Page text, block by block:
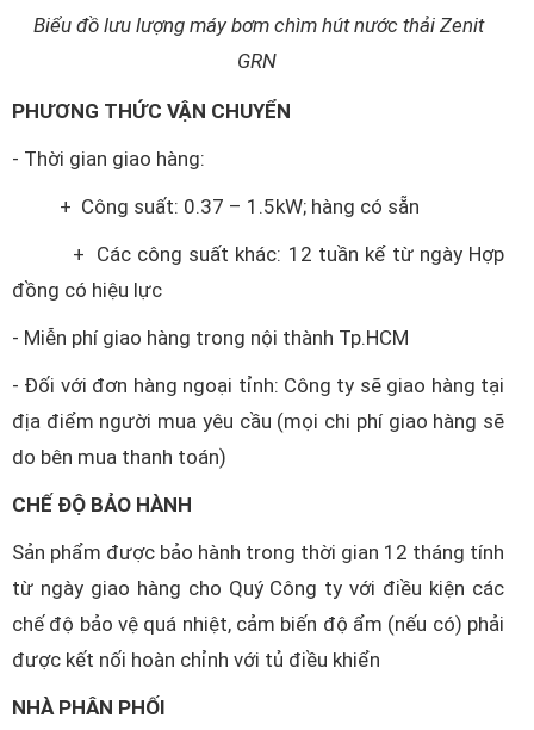
Biểu đồ lưu lượng máy bơm chìm hút nước thải Zenit
GRN
PHƯƠNG THỨC VẬN CHUYỂN
- Thời gian giao hàng:
+ Công suất: 0.37 – 1.5kW; hàng có sẵn
+ Các công suất khác: 12 tuần kể từ ngày Hợp
đồng có hiệu lực
- Miễn phí giao hàng trong nội thành Tp.HCM
- Đối với đơn hàng ngoại tỉnh: Công ty sẽ giao hàng tại
địa điểm người mua yêu cầu (mọi chi phí giao hàng sẽ
do bên mua thanh toán)
CHẾ ĐỘ BẢO HÀNH
Sản phẩm được bảo hành trong thời gian 12 tháng tính
từ ngày giao hàng cho Quý Công ty với điều kiện các
chế độ bảo vệ quá nhiệt, cảm biến độ ẩm (nếu có) phải
được kết nối hoàn chỉnh với tủ điều khiển
NHÀ PHÂN PHỐI